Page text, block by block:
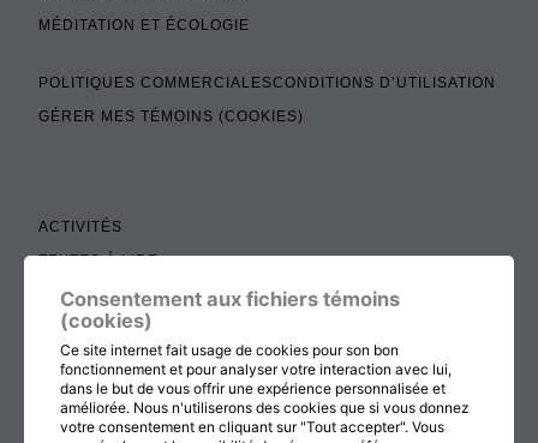
MÉDITATION ET ÉCOLOGIE
POLITIQUES COMMERCIALESCONDITIONS D’UTILISATION
GÉRER MES TÉMOINS (COOKIES)
ACTIVITÉS
TEXTES À LIRE
ADMINISTRATION
BOUTIQUE
COTISATION, RENOUVELLEMENT ET ÉCHOS
DON
CONTACTEZ-NOUS
Consentement aux fichiers témoins
(cookies)
Ce site internet fait usage de cookies pour son bon
fonctionnement et pour analyser votre interaction avec lui,
dans le but de vous offrir une expérience personnalisée et
améliorée. Nous n'utiliserons des cookies que si vous donnez
votre consentement en cliquant sur "Tout accepter". Vous